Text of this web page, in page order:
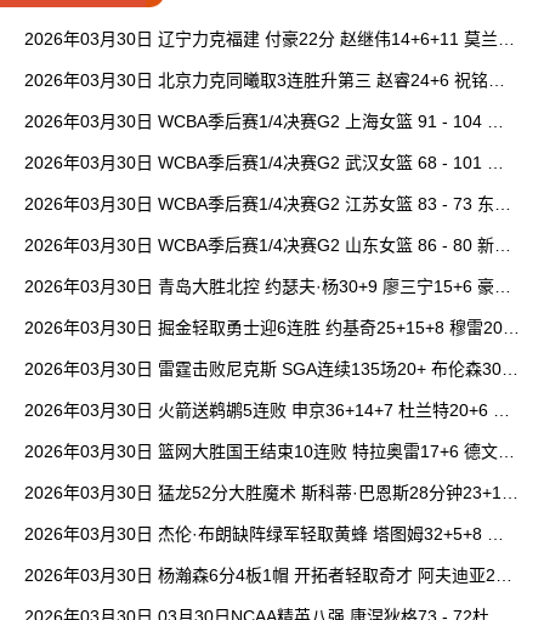
2026年03月30日 辽宁力克福建 付豪22分 赵继伟14+6+11 莫兰德
2026年03月30日 北京力克同曦取3连胜升第三 赵睿24+6 祝铭震1
2026年03月30日 WCBA季后赛1/4决赛G2 上海女篮 91 - 104 四
2026年03月30日 WCBA季后赛1/4决赛G2 武汉女篮 68 - 101 山
2026年03月30日 WCBA季后赛1/4决赛G2 江苏女篮 83 - 73 东莞
2026年03月30日 WCBA季后赛1/4决赛G2 山东女篮 86 - 80 新疆
2026年03月30日 青岛大胜北控 约瑟夫·杨30+9 廖三宁15+6 豪斯
2026年03月30日 掘金轻取勇士迎6连胜 约基奇25+15+8 穆雷20+
2026年03月30日 雷霆击败尼克斯 SGA连续135场20+ 布伦森30分
2026年03月30日 火箭送鹈鹕5连败 申京36+14+7 杜兰特20+6 锡
2026年03月30日 篮网大胜国王结束10连败 特拉奥雷17+6 德文·
2026年03月30日 猛龙52分大胜魔术 斯科蒂·巴恩斯28分钟23+15
2026年03月30日 杰伦·布朗缺阵绿军轻取黄蜂 塔图姆32+5+8 普
2026年03月30日 杨瀚森6分4板1帽 开拓者轻取奇才 阿夫迪亚20+